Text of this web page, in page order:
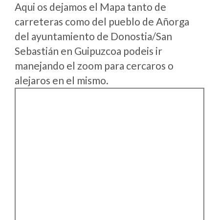
Aqui os dejamos el Mapa tanto de
carreteras como del pueblo de Añorga
del ayuntamiento de Donostia/San
Sebastián en Guipuzcoa podeis ir
manejando el zoom para cercaros o
alejaros en el mismo.